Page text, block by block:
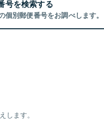
号を検索する
個別郵便番号をお調べします。
します。